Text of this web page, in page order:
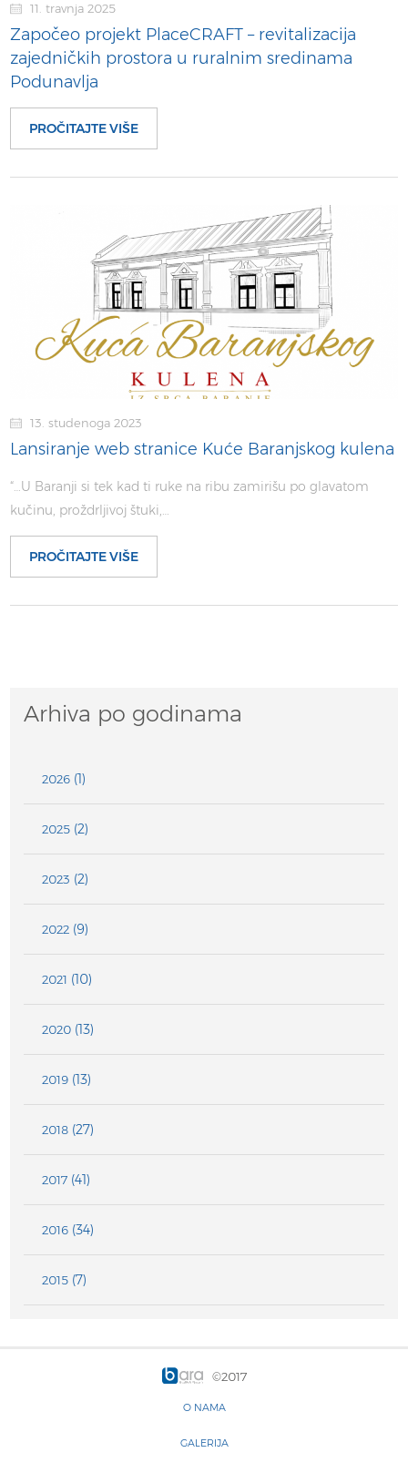
11. travnja 2025
Započeo projekt PlaceCRAFT – revitalizacija
zajedničkih prostora u ruralnim sredinama
Podunavlja
PROČITAJTE VIŠE
13. studenoga 2023
Lansiranje web stranice Kuće Baranjskog kulena
“…U Baranji si tek kad ti ruke na ribu zamirišu po glavatom
kučinu, proždrljivoj štuki,…
PROČITAJTE VIŠE
Arhiva po godinama
2026(1)
2025(2)
2023 (2)
2022(9)
2021 (10)
2020(13)
2019(13)
2018(27)
2017(41)
2016(34)
2015(7)
©2017
O NAMA
GALERIJA